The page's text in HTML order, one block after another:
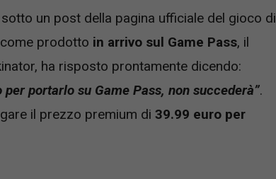
un post della pagina ufficiale del gioco di
prodotto in arrivo sul Game Pass, il
ha risposto prontamente dicendo:
per portarlo su Game Pass, non succederà”.
il prezzo premium di 39.99 euro per